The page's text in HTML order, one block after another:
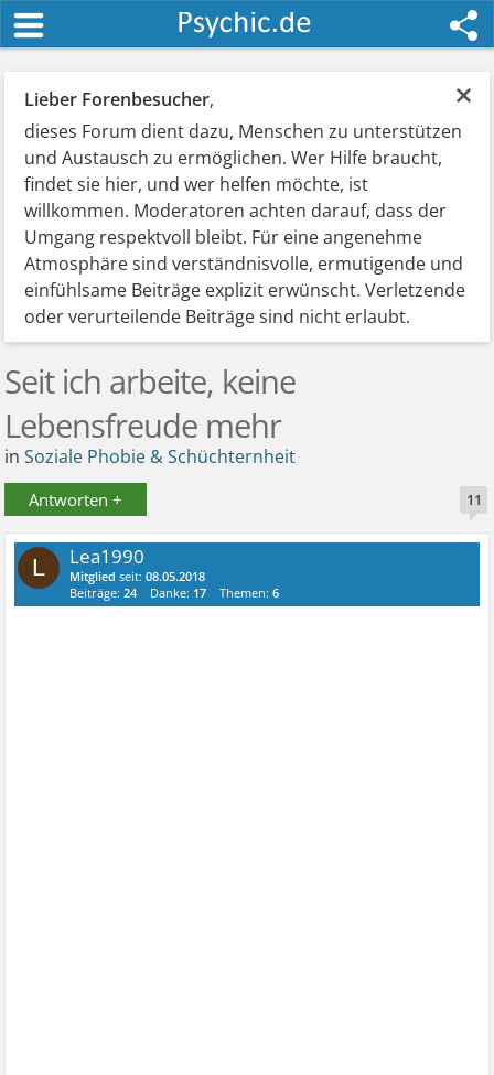
×
Lieber Forenbesucher,
dieses Forum dient dazu, Menschen zu unterstützen
und Austausch zu ermöglichen. Wer Hilfe braucht,
findet sie hier, und wer helfen möchte, ist
willkommen. Moderatoren achten darauf, dass der
Umgang respektvoll bleibt. Für eine angenehme
Atmosphäre sind verständnisvolle, ermutigende und
einfühlsame Beiträge explizit erwünscht. Verletzende
oder verurteilende Beiträge sind nicht erlaubt.
Seit ich arbeite, keine
Lebensfreude mehr
inSoziale Phobie & Schüchternheit
Antworten + 11
L Lea1990
Mitglied seit:08.05.2018
Beiträge:24 Danke: 17 Themen:6